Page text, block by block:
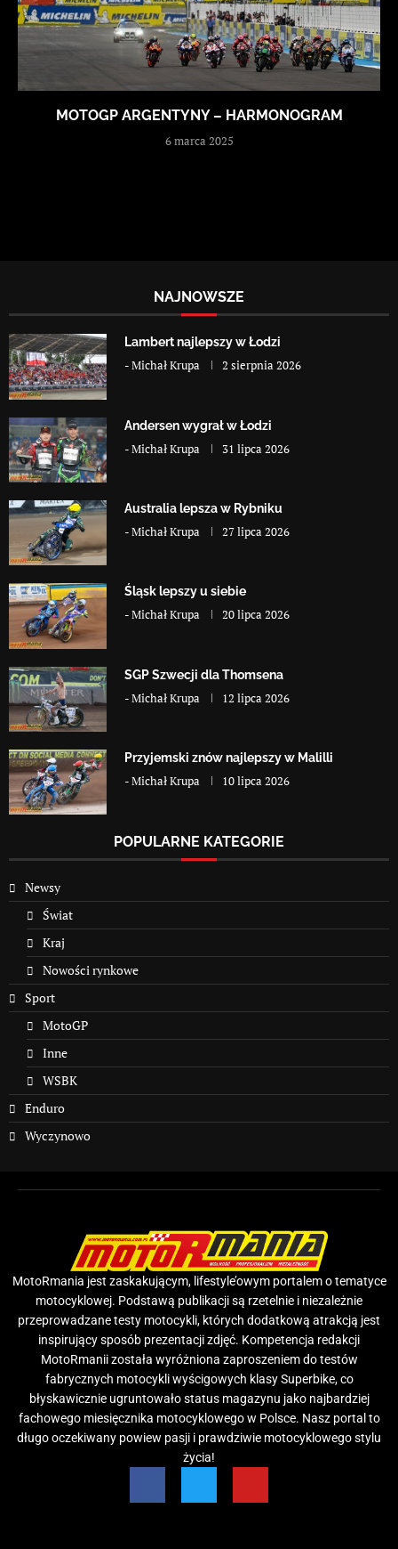
MOTOGP ARGENTYNY – HARMONOGRAM
6 marca 2025
NAJNOWSZE
Lambert najlepszy w Łodzi
-Michał Krupa 2 sierpnia 2026
Andersen wygrał w Łodzi
-Michał Krupa 31 lipca 2026
Australia lepsza w Rybniku
-Michał Krupa 27 lipca 2026
Śląsk lepszy u siebie
-Michał Krupa 20 lipca 2026
SGP Szwecji dla Thomsena
-Michał Krupa 12 lipca 2026
Przyjemski znów najlepszy w Malilli
-Michał Krupa 10 lipca 2026
POPULARNE KATEGORIE
Newsy
Świat
Kraj
Nowości rynkowe
Sport
MotoGP
Inne
WSBK
Enduro
Wyczynowo
MotoRmania jest zaskakującym, lifestyle’owym portalem o tematyce
motocyklowej. Podstawą publikacji są rzetelnie i niezależnie
przeprowadzane testy motocykli, których dodatkową atrakcją jest
inspirujący sposób prezentacji zdjęć. Kompetencja redakcji
MotoRmanii została wyróżniona zaproszeniem do testów
fabrycznych motocykli wyścigowych klasy Superbike, co
błyskawicznie ugruntowało status magazynu jako najbardziej
fachowego miesięcznika motocyklowego w Polsce. Nasz portal to
długo oczekiwany powiew pasji i prawdziwie motocyklowego stylu
życia!